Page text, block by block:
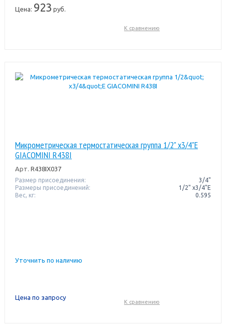
Цена: 923 руб.
К сравнению
Микрометрическая термостатическая группа 1/2" x3/4"E
GIACOMINI R438I
Арт. R438IX037
Размер присоединения:
3/4"
Размеры присоединений:
1/2" x3/4"E
Вес, кг:
0.595
Уточнить по наличию
Цена по запросу
К сравнению